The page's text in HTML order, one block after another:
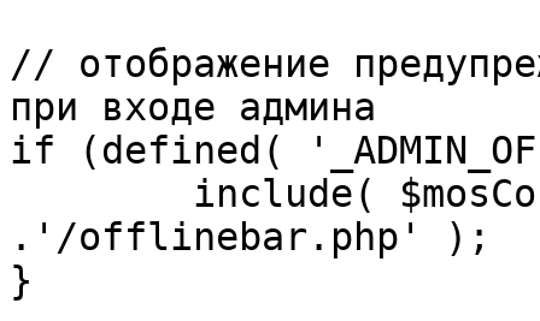
// отображение
при входе админа
if (defined(
.'/offlinebar.php' );
}